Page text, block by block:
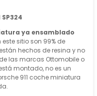
ya ensamblado
sitio son 99% de
hechos de resina y no
las marcas Ottomobile o
montado, no es un
911 coche miniatura